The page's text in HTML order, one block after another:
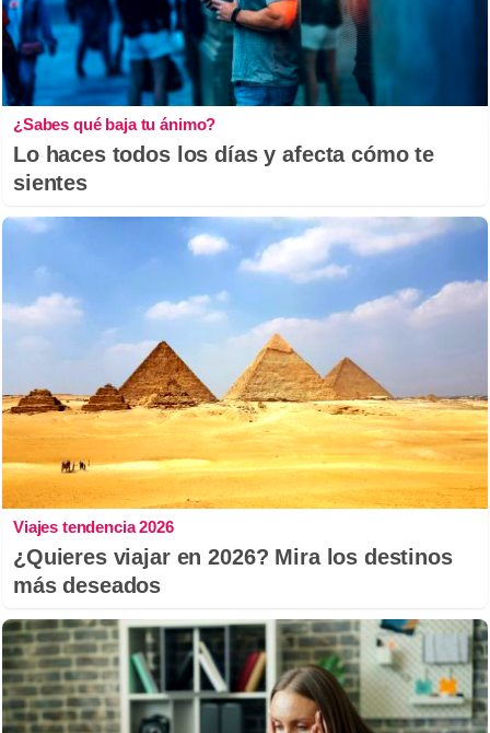
¿Sabes qué baja tu ánimo?
Lo haces todos los días y afecta cómo te
sientes
Viajes tendencia 2026
¿Quieres viajar en 2026? Mira los destinos
más deseados